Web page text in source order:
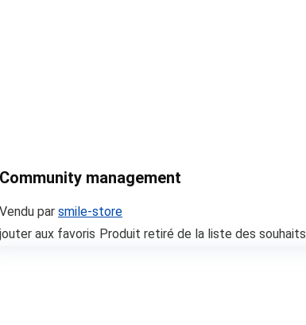
Community management
Vendu par smile-store
aux favoris Produit retiré de la liste des souhaits